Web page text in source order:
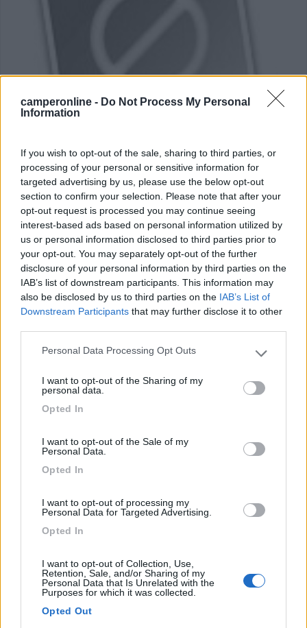
camperonline - Do Not Process My Personal
Information
If you wish to opt-out of the sale, sharing to third parties, or
processing of your personal or sensitive information for
targeted advertising by us, please use the below opt-out
section to confirm your selection. Please note that after your
opt-out request is processed you may continue seeing
interest-based ads based on personal information utilized by
us or personal information disclosed to third parties prior to
your opt-out. You may separately opt-out of the further
disclosure of your personal information by third parties on the
IAB’s list of downstream participants. This information may
also be disclosed by us to third parties on the IAB’s List of
Downstream Participants that may further disclose it to other
Please note that this website/app uses one or more Google
not limited to your visit or usage behaviour. You may click to
grant or deny consent to Google and its third-party tags to
use your data for below specified purposes in below Google
Personal Data Processing Opt Outs
I want to opt-out of the Sharing of my
personal data.
Opted In
I want to opt-out of the Sale of my
Personal Data.
Opted In
I want to opt-out of processing my
Personal Data for Targeted Advertising.
Opted In
I want to opt-out of Collection, Use,
Retention, Sale, and/or Sharing of my
Personal Data that Is Unrelated with the
Purposes for which it was collected.
Opted Out
Camp - Pension Dana Troja
9,8 5
Servizi / Posizione
A 15 minuti dal centro di Praga e a 100m dalla fermata
de...
Praga - 108.4km
Area di sosta (AA)
Caravan Petrakova
6 1
Servizi / Posizione